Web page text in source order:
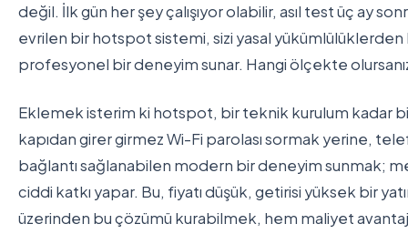
değil. İlk gün her şey çalışıyor olabilir, asıl test üç ay
evrilen bir hotspot sistemi, sizi yasal yükümlülüklerden
profesyonel bir deneyim sunar. Hangi ölçekte
Eklemek isterim ki hotspot, bir teknik kurulum kadar
kapıdan girer girmez Wi-Fi parolası sormak yerine,
bağlantı sağlanabilen modern bir deneyim sunmak;
ciddi katkı yapar. Bu, fiyatı düşük, getirisi yüksek bir
üzerinden bu çözümü kurabilmek, hem maliyet